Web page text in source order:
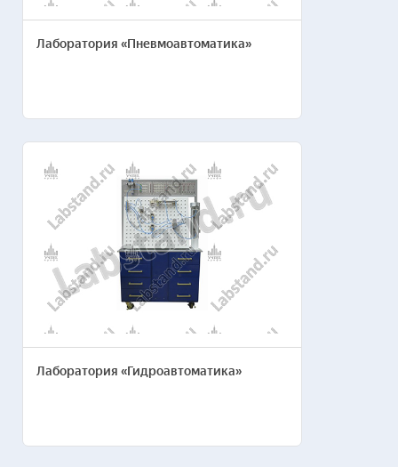
Лаборатория «Пневмоавтоматика»
Лаборатория «Гидроавтоматика»